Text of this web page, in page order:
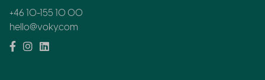
+46 10-155 10 00
hello@voky.com